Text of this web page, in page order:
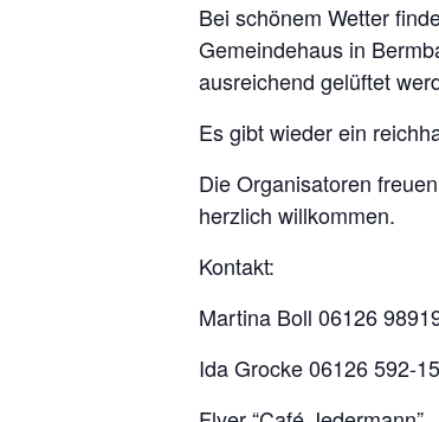
Bei schönem Wetter
Gemeindehaus in
ausreichend gelüftet
Es gibt wieder ein
Die Organisatoren
herzlich willkommen.
Kontakt:
Martina Boll 06126
Ida Grocke 06126 592-